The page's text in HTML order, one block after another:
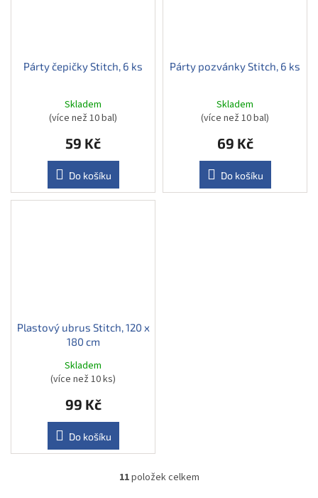
Párty čepičky Stitch, 6 ks
Skladem
(více než 10 bal)
59 Kč
Do košíku
Párty pozvánky Stitch, 6 ks
Skladem
(více než 10 bal)
69 Kč
Do košíku
Plastový ubrus Stitch, 120 x
180 cm
Skladem
(více než 10 ks)
99 Kč
Do košíku
O
11položek celkem